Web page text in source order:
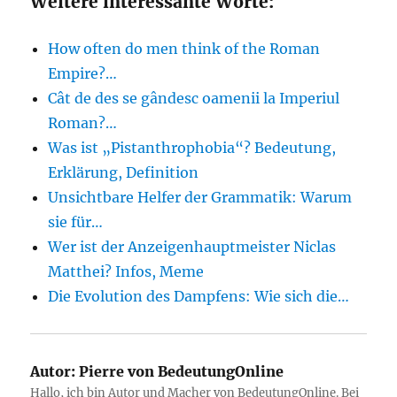
How often do men think of the Roman
Empire?…
Cât de des se gândesc oamenii la Imperiul
Roman?…
Was ist „Pistanthrophobia“? Bedeutung,
Erklärung, Definition
Unsichtbare Helfer der Grammatik: Warum
sie für…
Wer ist der Anzeigenhauptmeister Niclas
Matthei? Infos, Meme
Die Evolution des Dampfens: Wie sich die…
Autor: Pierre von BedeutungOnline
Hallo, ich bin Autor und Macher von BedeutungOnline. Bei